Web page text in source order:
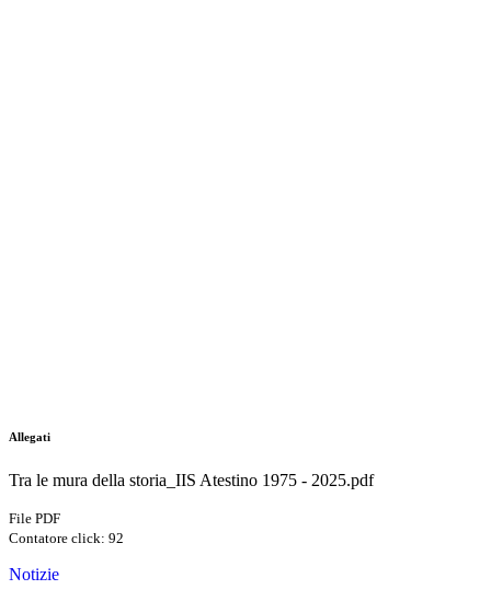
Allegati
Tra le mura della storia_IIS Atestino 1975 - 2025.pdf
File PDF
Contatore click: 92
Notizie